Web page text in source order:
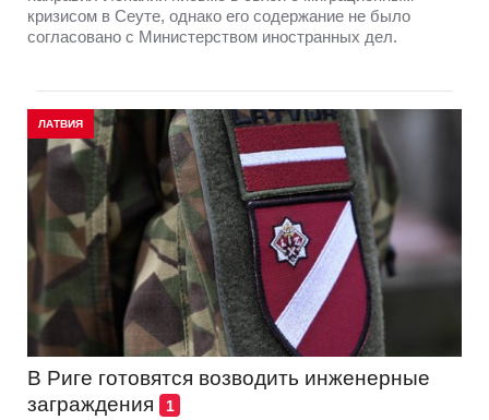
кризисом в Сеуте, однако его содержание не было
согласовано с Министерством иностранных дел.
ЛАТВИЯ
В Риге готовятся возводить инженерные
заграждения
1